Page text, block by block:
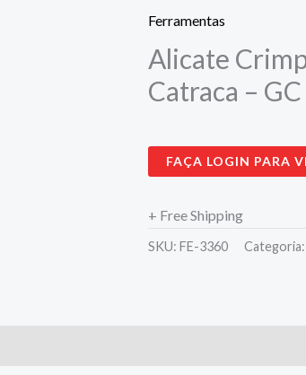
Ferramentas
Alicate
Catraca – GC
FAÇA LOGIN PARA
+ Free Shipping
SKU: FE-3360 Categoria: